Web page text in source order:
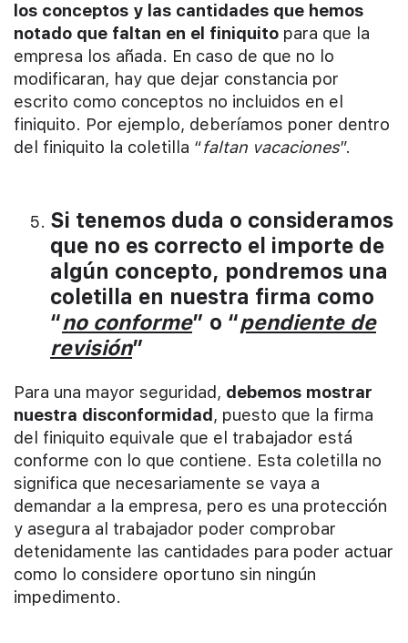
los conceptos y las cantidades que hemos
notado que faltan en el finiquito para que la
empresa los añada. En caso de que no lo
modificaran, hay que dejar constancia por
escrito como conceptos no incluidos en el
finiquito. Por ejemplo, deberíamos poner dentro
del finiquito la coletilla “faltan vacaciones”.
Si tenemos duda o consideramos
que no es correcto el importe de
algún concepto, pondremos una
coletilla en nuestra firma como
“no conforme” o “pendiente de
revisión”
Para una mayor seguridad, debemos mostrar
nuestra disconformidad , puesto que la firma
del finiquito equivale que el trabajador está
conforme con lo que contiene. Esta coletilla no
significa que necesariamente se vaya a
demandar a la empresa, pero es una protección
y asegura al trabajador poder comprobar
detenidamente las cantidades para poder actuar
como lo considere oportuno sin ningún
impedimento.